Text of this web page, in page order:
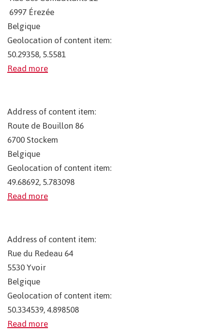
6997Érezée
Belgique
Geolocation of content item:
50.29358, 5.5581
Read more
Address of content item:
Route de Bouillon 86
6700Stockem
Belgique
Geolocation of content item:
49.68692, 5.783098
Read more
Address of content item:
Rue du Redeau 64
5530Yvoir
Belgique
Geolocation of content item:
50.334539, 4.898508
Read more